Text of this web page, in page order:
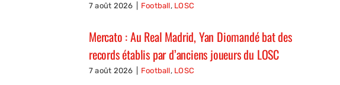
7 août 2026 Football, LOSC
Mercato : Au Real Madrid, Yan Diomandé bat des
records établis par d’anciens joueurs du LOSC
7 août 2026 Football, LOSC